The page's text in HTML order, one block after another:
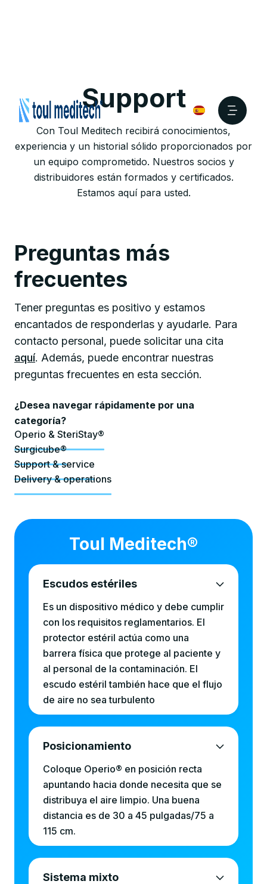
Support
Con Toul Meditech recibirá conocimientos,
experiencia y un historial sólido proporcionados por
un equipo comprometido. Nuestros socios y
distribuidores están formados y certificados.
Estamos aquí para usted.
Toul Meditech®
Escudos estériles
Es un dispositivo médico y debe cumplir
con los requisitos reglamentarios. El
protector estéril actúa como una
barrera física que protege al paciente y
al personal de la contaminación. El
escudo estéril también hace que el flujo
de aire no sea turbulento
Posicionamiento
Coloque Operio® en posición recta
apuntando hacia donde necesita que se
distribuya el aire limpio. Una buena
distancia es de 30 a 45 pulgadas/75 a
115 cm.
Sistema mixto
Preguntas más
frecuentes
Tener preguntas es positivo y estamos
encantados de responderlas y ayudarle. Para
contacto personal, puede solicitar una cita
aquí. Además, puede encontrar nuestras
preguntas frecuentes en esta sección.
¿Desea navegar rápidamente por una
categoría?
Operio & SteriStay®
Surgicube®
Support & service
Delivery & operations